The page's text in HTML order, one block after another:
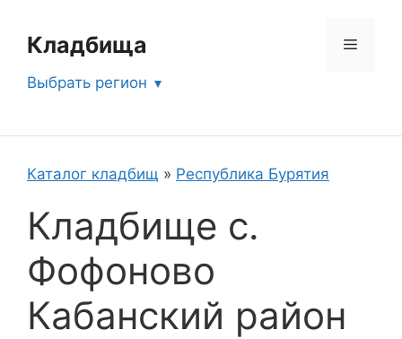
содержимому
Кладбища Меню
Выбрать регион
Каталог кладбищ » Республика Бурятия
Кладбище с.
Фофоново
Кабанский район